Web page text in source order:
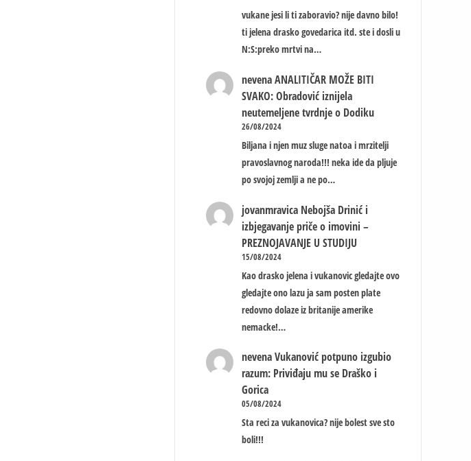
vukane jesi li ti zaboravio? nije davno bilo!
ti jelena drasko govedarica itd. ste i dosli u
N:S:preko mrtvi na…
nevena ANALITIČAR MOŽE BITI
SVAKO: Obradović iznijela
neutemeljene tvrdnje o Dodiku
26/08/2024
Biljana i njen muz sluge natoa i mrzitelji
pravoslavnog naroda!!! neka ide da pljuje
po svojoj zemlji a ne po…
jovanmravica Nebojša Drinić i
izbjegavanje priče o imovini –
PREZNOJAVANJE U STUDIJU
15/08/2024
Kao drasko jelena i vukanovic gledajte ovo
gledajte ono lazu ja sam posten plate
redovno dolaze iz britanije amerike
nemacke!…
nevena Vukanović potpuno izgubio
razum: Priviđaju mu se Draško i
Gorica
05/08/2024
Sta reci za vukanovica? nije bolest sve sto
boli!!!